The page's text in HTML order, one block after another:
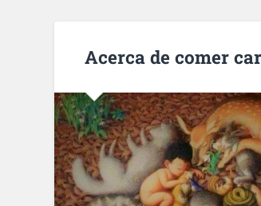
Acerca de comer